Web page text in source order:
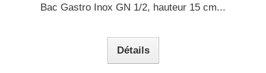
Bac Gastro Inox GN 1/2, hauteur 15 cm...
Détails